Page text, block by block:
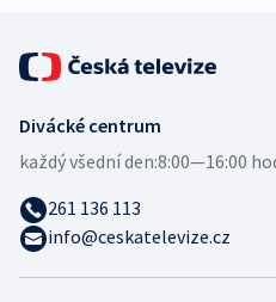
Divácké centrum
každý všední den:8:00—16:00
261 136 113
info@ceskatelevize.cz